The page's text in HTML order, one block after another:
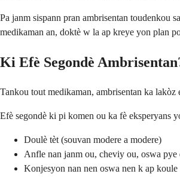
Pa janm sispann pran ambrisentan toudenkou
medikaman an, doktè w la ap kreye yon plan
Ki Efè Segondè
Tankou tout medikaman, ambrisentan ka
Efè segondè ki pi komen ou ka fè eksperyans
Doulè tèt (souvan modere a modere)
Anfle nan janm ou, cheviy ou, oswa pye
Konjesyon nan nen oswa nen k ap koule